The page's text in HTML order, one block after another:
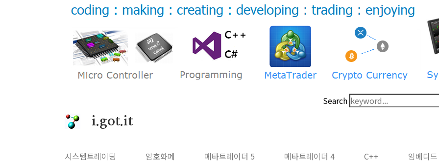
Search
i.got.it
시스템트레이딩 암호화폐 메타트레이더 5 메타트레이더 4 C++ 임베디드